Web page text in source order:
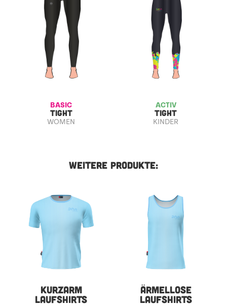
BASIC
TIGHT
WOMEN
ACTIV
TIGHT
KINDER
WEITERE PRODUKTE:
KURZARM
LAUFSHIRTS
ÄRMELLOSE
LAUFSHIRTS